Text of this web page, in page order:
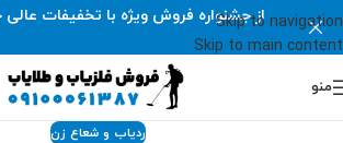
Skip to navigation
Skip to main content
از جشنواره فروش ویژه با تخفیفات عالی
منو
ردیاب و شعاع زن